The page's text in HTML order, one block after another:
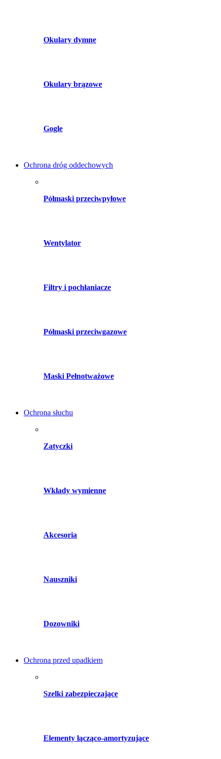
Okulary dymne
Okulary brązowe
Gogle
Ochrona dróg oddechowych
Półmaski przeciwpyłowe
Wentylator
Filtry i pochłaniacze
Półmaski przeciwgazowe
Maski Pełnotważowe
Ochrona słuchu
Zatyczki
Wkłady wymienne
Akcesoria
Nauszniki
Dozowniki
Ochrona przed upadkiem
Szelki zabezpieczające
Elementy łącząco-amortyzujące